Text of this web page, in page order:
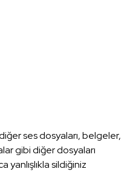
ses dosyaları, belgeler,
gibi diğer dosyaları
yanlışlıkla sildiğiniz